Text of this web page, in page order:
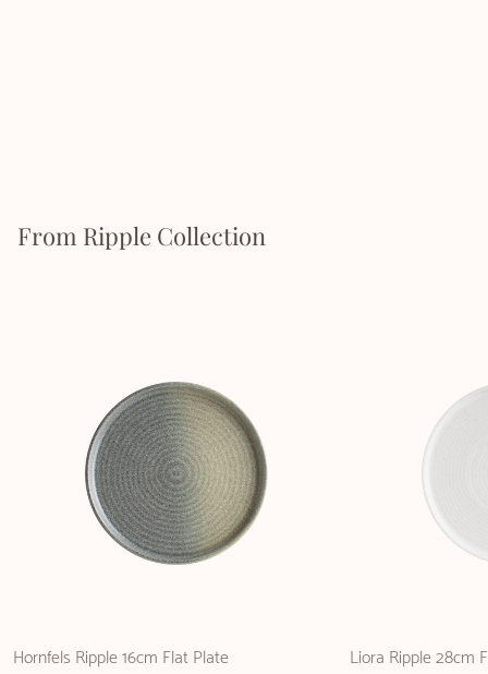
From Ripple Collection
Hornfels Ripple 16cm Flat Plate Liora Ripple 28cm